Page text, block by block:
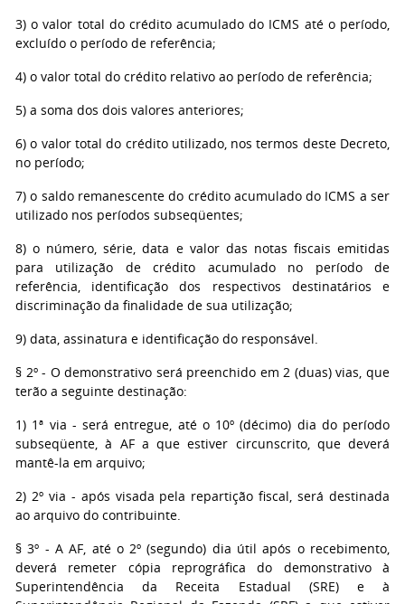
3) o valor total do crédito acumulado do ICMS até o período,
excluído o período de referência;
4) o valor total do crédito relativo ao período de referência;
5) a soma dos dois valores anteriores;
6) o valor total do crédito utilizado, nos termos deste Decreto,
no período;
7) o saldo remanescente do crédito acumulado do ICMS a ser
utilizado nos períodos subseqüentes;
8) o número, série, data e valor das notas fiscais emitidas
para utilização de crédito acumulado no período de
referência, identificação dos respectivos destinatários e
discriminação da finalidade de sua utilização;
9) data, assinatura e identificação do responsável.
§ 2º - O demonstrativo será preenchido em 2 (duas) vias, que
terão a seguinte destinação:
1) 1ª via - será entregue, até o 10º (décimo) dia do período
subseqüente, à AF a que estiver circunscrito, que deverá
mantê-la em arquivo;
2) 2º via - após visada pela repartição fiscal, será destinada
ao arquivo do contribuinte.
§ 3º - A AF, até o 2º (segundo) dia útil após o recebimento,
deverá remeter cópia reprográfica do demonstrativo à
Superintendência da Receita Estadual (SRE) e à